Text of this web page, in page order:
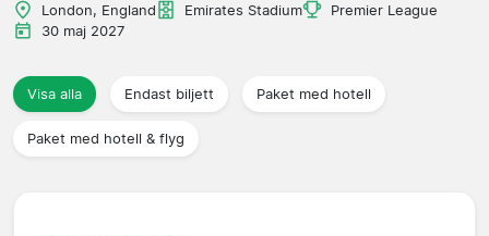
Ligor
Resebyråer
London, England Emirates Stadium
Premier League
30 maj 2027
Visa alla Endast biljett Paket med hotell
Paket med hotell & flyg